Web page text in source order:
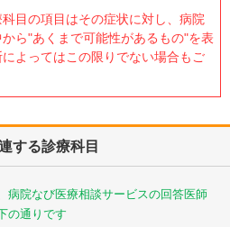
目の項目はその症状に対し、病院
ら"あくまで可能性があるもの"を表
よってはこの限りでない場合もご
する診療科目
病院なび医療相談サービスの回答医師
の通りです